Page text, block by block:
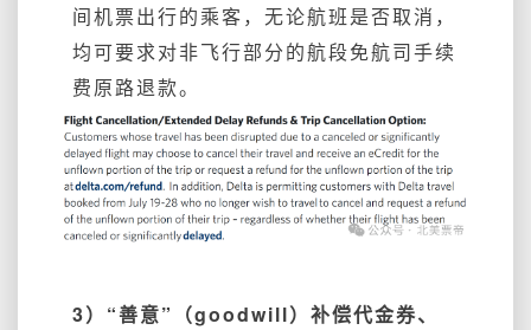
间机票出行的乘客，无论航班是否取消，
均可要求对非飞行部分的航段免航司手续
费原路退款。
3）“善意”（goodwill）补偿代金券、